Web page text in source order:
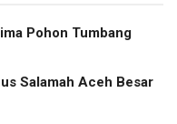
Pohon Tumbang
Salamah Aceh Besar